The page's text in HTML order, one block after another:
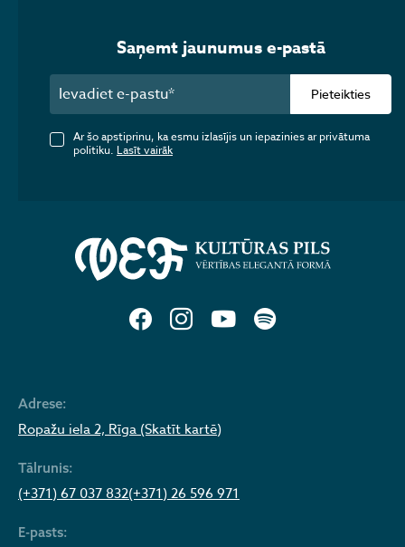
Adrese:
Ropažu iela 2, Rīga (Skatīt kartē)
Tālrunis:
(+371) 67 037 832(+371) 26 596 971
E-pasts:
Saņemt jaunumus e-pastā
Pieteikties
Ar šo apstiprinu, ka esmu izlasījis un iepazinies ar privātuma
politiku. Lasīt vairāk